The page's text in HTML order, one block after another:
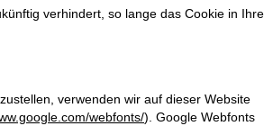
verhindert, so lange das Cookie in
verwenden wir auf dieser Website
webfonts/). Google Webfonts